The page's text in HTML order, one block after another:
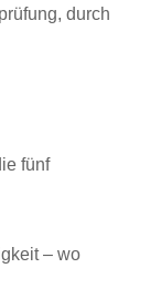
durch
fünf
– wo